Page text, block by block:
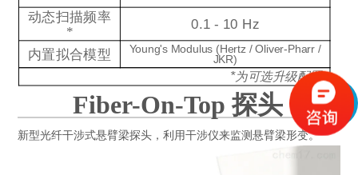
动态扫描频率
* 0.1 - 10 Hz
内置拟合模型
Young's Modulus (Hertz / Oliver-Pharr /
JKR)
*为可选升级配置
Fiber-On-Top 探头
新型光纤干涉式悬臂梁探头，利用干涉仪来监测悬臂梁形变。